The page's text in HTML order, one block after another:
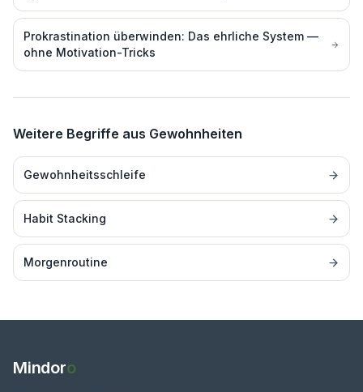
Prokrastination überwinden: Das ehrliche System —
ohne Motivation-Tricks
Weitere Begriffe aus Gewohnheiten
Gewohnheitsschleife
Habit Stacking
Morgenroutine
Mindoro